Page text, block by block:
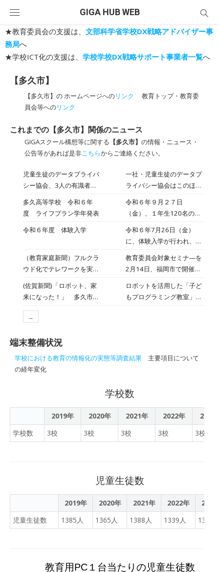
content
GIGA HUB WEB
★教育委員会の支援は、 文部科学省学校DX戦略アドバイザー事
務局へ
★学校ICT化の支援は、 学校学校DX戦略サポート事業者一覧へ
【多久市】
【多久市】の ホームページへのリンク
教育トップ・教育委
員会等へのリンク
これまでの【多久市】関係のニュース
GIGAスクール構想等に関する 【多久市】 の情報・ニュース・
公告等があれば是非こちらからご連絡ください。
児童生徒のデータプライバ
シー協会、3人の有識者専
更新・処分に向けて情報発
信を強化
一社・児童生徒のデータプ
ライバシー協会はこのほ
国ICT教育首長協議会会長
の横尾俊彦氏、慶應義塾大
学政策・メディア研究科教
授の矢作尚久氏、慶應義塾
大学環境情報学部教授の川
島英之氏の3人の有識者
が、同協会の専門委員に就
任したと発表。 同協会で
は、2025年以降本格化す
タ消去の実行につながる啓
画している尾花紀子氏も含
め4人の専門委員の専門的
な立場から、児童生徒のデ
ータプライバシー保護に必
要な情報発信を強化すると
いう。 ■「1件もデータ漏
漏えいが起きてからでは遅
一生を左右してしまう。そ
のような大きなリスクを含
む取組みだからこそ、間違
た専門委員は、その当事者
多久高等学校 令和６年
度 ライフプラン学年発表
令和６年９月２７日
（金）、１年生120名の中
る、令和６年度ライフプラ
ン学年発表会が行われまし
た。 学年発表会を実施す
るにあたり、４月～９月ま
で半年間にわたる「産業社
会と人間」の授業の総仕上
げとして１年生全員が「ラ
多久高校卒業後の進路、余
ようです。この日は事前の
各クラス２名の代表が発表
を行いましたが、さすがに
代表だけあって、いずれも
会進行を務めてくれた７名
の皆さん、ありがとうござ
いました。講評でも大島校
長先生よりお褒めの言葉と
「今後の高校生活でそれぞ
ただきました。
令和６年度 体験入学
令和６年7月26日（金）
に、体験入学が行われ、約
しました。教室で部活動紹
介や学校及び系列紹介の
VTRを鑑賞した後、４つの
系列の授業体験・見学を行
て、多久高校を選択しても
（教育家庭新聞）フルクラ
ウド化でテレワークを実
育＜佐賀県多久市長（全国
ICT教育首長協議会会長
教育委員会対象セミナ―を
2月14日、福岡市で開催し
会の横尾俊彦会長(多久市
長)は協議会の活動と多久市
用、福岡市立西陵中学校は
の講演内容を紹介する。
(佐賀新聞)「ロボット、家
来になった！」 多久市で
教室2022/7/23
ロボットを活用した「子ど
もプログラミング教室」
グラムを作りながら基礎を
学んだ。
→
端末整備状況
学校における教育の情報化の実態等調査結果 主要項目について
の経年変化
学校数
2019年 2020年 2021年 2022年
2023
学校数
3校 3校 3校 3校 3校
児童生徒数
2019年 2020年 2021年 2022年
2023
児童生徒数
1385人 1365人 1388人 1339人 1310
教育用PC１台当たりの児童生徒数